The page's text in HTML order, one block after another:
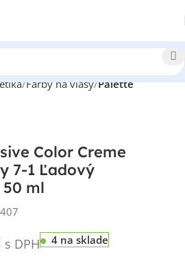
Farby na vlasy Palette
Color Creme
7-1 Ľadový
ml
s DPH
4 na sklade